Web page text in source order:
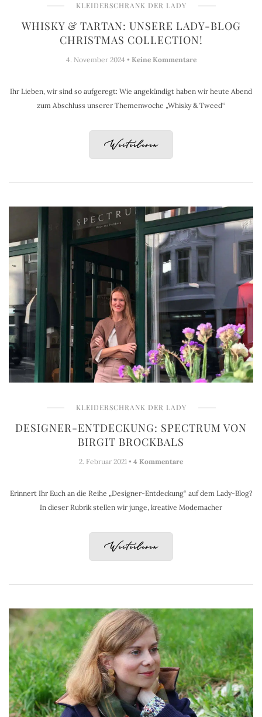
KLEIDERSCHRANK DER LADY
WHISKY & TARTAN: UNSERE LADY-BLOG
CHRISTMAS COLLECTION!
4. November 2024 • Keine Kommentare
Ihr Lieben, wir sind so aufgeregt: Wie angekündigt haben wir heute Abend
zum Abschluss unserer Themenwoche „Whisky & Tweed“
Weiterlesen
KLEIDERSCHRANK DER LADY
DESIGNER-ENTDECKUNG: SPECTRUM VON
BIRGIT BROCKBALS
2. Februar 2021 • 4 Kommentare
Erinnert Ihr Euch an die Reihe „Designer-Entdeckung“ auf dem Lady-Blog?
In dieser Rubrik stellen wir junge, kreative Modemacher
Weiterlesen